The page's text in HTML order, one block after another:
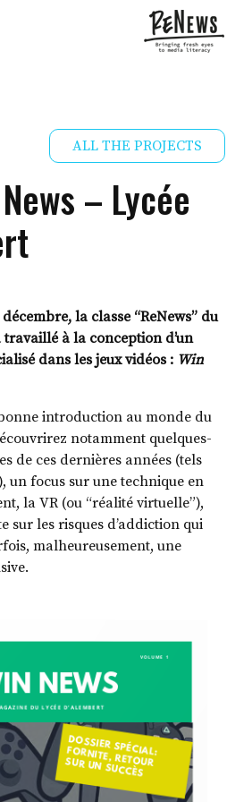
ALL THE PROJECTS
– Lycée
la classe “ReNews” du
travaillé à la conception d’un
dans les jeux vidéos : Win
introduction au monde du
notamment quelques-
de ces dernières années (tels
un focus sur une technique en
la VR (ou “réalité virtuelle”),
sur les risques d’addiction qui
malheureusement, une